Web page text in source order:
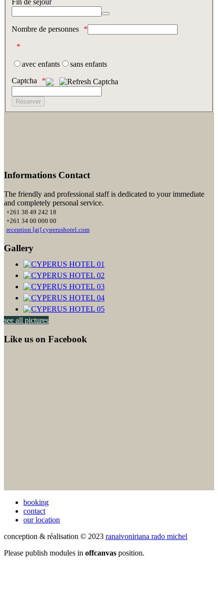
Fin de séjour
Nombre de personnes
avec enfants
sans enfants
Captcha
Informations Contact
The friendly and professional staff is dedicated to your immediate
and completely personal service.
+261 38 49 242 18
+261 34 00 000 00
reception [at] cyperushotel.com
Gallery
see all pictures
Like us on Facebook
booking
contact
our location
conception & réalisation © 2023 ranaivoniriana rado michel
Please publish modules in offcanvas position.